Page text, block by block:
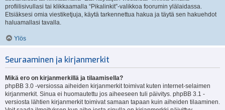
profiilisivullasi tai klikkaamalla “Pikalinkit”-valikkoa foorumin ylälaidassa.
Etsiäksesi omia viestiketjuja, käytä tarkennettua hakua ja täytä sen hakuehdot
haluamallasi tavalla.
Ylös
Seuraaminen ja kirjanmerkit
Mikä ero on kirjanmerkillä ja tilaamisella?
phpBB 3.0 -versiossa aiheiden kirjanmerkit toimivat kuten internet-selaimen
kirjanmerkit. Sinua ei huomautettu jos aiheeseen tuli päivitys. phpBB 3.1 -
versiosta lähtien kirjanmerkit toimivat samaan tapaan kuin aiheiden tilaaminen.